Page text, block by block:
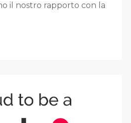
il nostro rapporto con la